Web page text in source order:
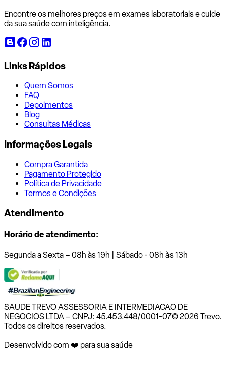
Encontre os melhores preços em exames laboratoriais e cuide
da sua saúde com inteligência.
Links Rápidos
Quem Somos
FAQ
Depoimentos
Blog
Consultas Médicas
Informações Legais
Compra Garantida
Pagamento Protegido
Política de Privacidade
Termos e Condições
Atendimento
Horário de atendimento:
Segunda a Sexta – 08h às 19h | Sábado - 08h às 13h
SAUDE TREVO ASSESSORIA E INTERMEDIACAO DE
NEGOCIOS LTDA – CNPJ: 45.453.448/0001-07© 2026 Trevo.
Todos os direitos reservados.
Desenvolvido com ❤️ para sua saúde